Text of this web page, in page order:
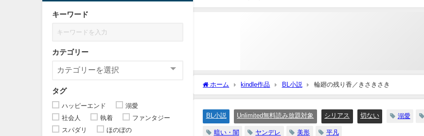
ホーム kindle作品 BL小説 輪廻の残り香／きさきさき
BL小説 Unlimited無料読み放題対象 シリアス 切ない 溺愛
暗い・闇 ヤンデレ 美形 平凡
キーワード
カテゴリー
タグ
ハッピーエンド
溺愛
社会人
執着
ファンタジー
スパダリ
ほのぼの